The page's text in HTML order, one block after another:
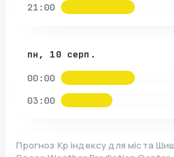
21:00
пн, 10 серп.
00:00
03:00
Прогноз Kp індексу для міста